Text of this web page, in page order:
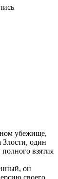
убежище,
Злости, один
взятия
он
своего